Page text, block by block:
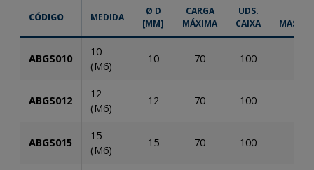
CÓDIGO MEDIDA
Ø D
[MM]
CARGA
MÁXIMA
UDS.
CAIXA
ABGS010
10
(M6)
10 70 100
ABGS012
12
(M6)
12 70 100
ABGS015
15
(M6)
15 70 100